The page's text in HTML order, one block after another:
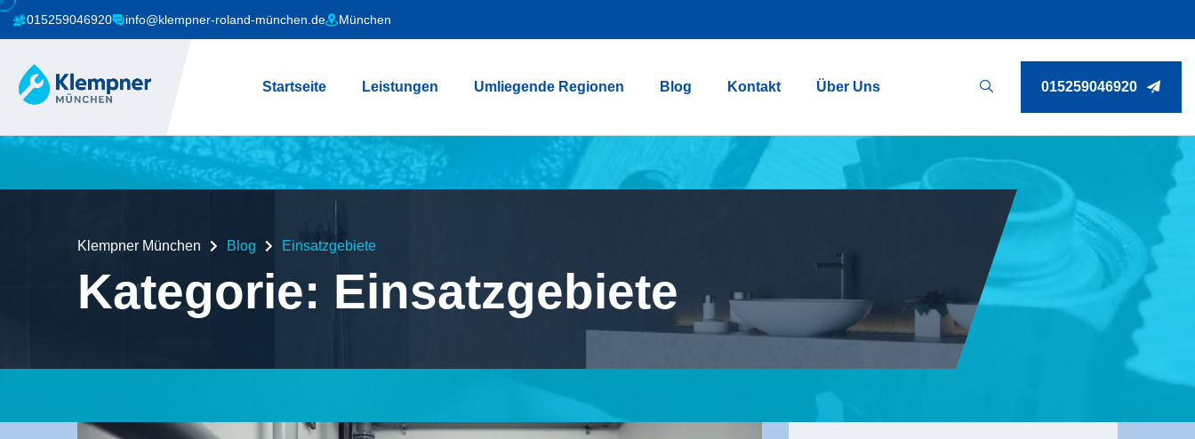
015259046920 info@klempner-roland-münchen.de München
Startseite Leistungen Umliegende Regionen Blog Kontakt Über Uns 015259046920
Klempner München Blog Einsatzgebiete
Kategorie: Einsatzgebiete